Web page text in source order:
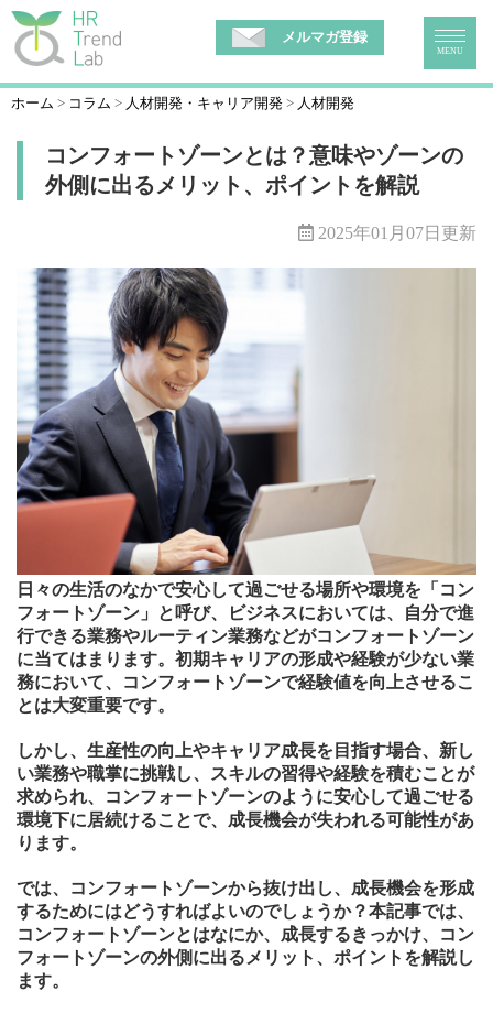
メルマガ登録
MENU
ホーム コラム 人材開発・キャリア開発 人材開発
コンフォートゾーンとは？意味やゾーンの
外側に出るメリット、ポイントを解説
2025年01月07日更新
日々の生活のなかで安心して過ごせる場所や環境を「コン
フォートゾーン」と呼び、ビジネスにおいては、自分で進
行できる業務やルーティン業務などがコンフォートゾーン
に当てはまります。初期キャリアの形成や経験が少ない業
務において、コンフォートゾーンで経験値を向上させるこ
とは大変重要です。
しかし、生産性の向上やキャリア成長を目指す場合、新し
い業務や職掌に挑戦し、スキルの習得や経験を積むことが
求められ、コンフォートゾーンのように安心して過ごせる
環境下に居続けることで、成長機会が失われる可能性があ
ります。
では、コンフォートゾーンから抜け出し、成長機会を形成
するためにはどうすればよいのでしょうか？本記事では、
コンフォートゾーンとはなにか、成長するきっかけ、コン
フォートゾーンの外側に出るメリット、ポイントを解説し
ます。